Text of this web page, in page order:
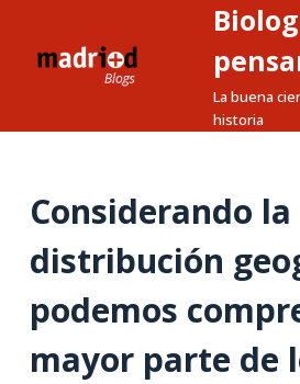
a
n
La buena
historia
Considerando la
distribución
podemos
mayor parte de